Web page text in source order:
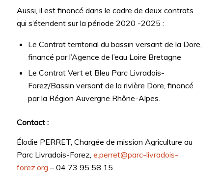
Aussi, il est financé dans le cadre de deux contrats
qui s’étendent sur la période 2020 -2025 :
Le Contrat territorial du bassin versant de la Dore,
financé par l’Agence de l’eau Loire Bretagne
Le Contrat Vert et Bleu Parc Livradois-
Forez/Bassin versant de la rivière Dore, financé
par la Région Auvergne Rhône-Alpes.
Contact :
Élodie PERRET, Chargée de mission Agriculture au
Parc Livradois-Forez, e.perret@parc-livradois-
forez.org – 04 73 95 58 15